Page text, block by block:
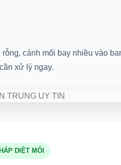
cánh mối bay nhiều vào
xử lý ngay.
DIỆT MỐI